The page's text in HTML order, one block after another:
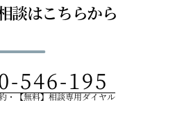
談はこちらから
546-195
・【無料】相談専用ダイヤル